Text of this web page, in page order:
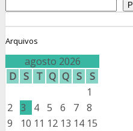
Arquivos
agosto 2026
D S T Q Q S
S
1
2
3 4 5 6 7 8
9
10 11 12 13 14 15